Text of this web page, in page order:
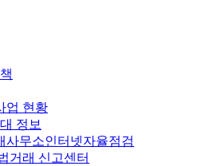
업 현황
정보
사무소인터넷자율점검
거래 신고센터